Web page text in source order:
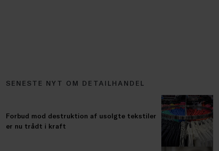
SENESTE NYT OM DETAILHANDEL
Forbud mod destruktion af usolgte tekstiler
er nu trådt i kraft